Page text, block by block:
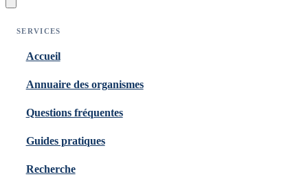
SERVICES
Accueil
Annuaire des organismes
Questions fréquentes
Guides pratiques
Recherche